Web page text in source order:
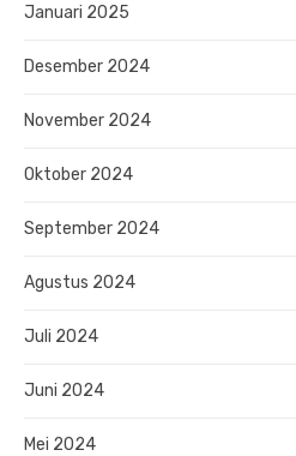
Januari 2025
Desember 2024
November 2024
Oktober 2024
September 2024
Agustus 2024
Juli 2024
Juni 2024
Mei 2024